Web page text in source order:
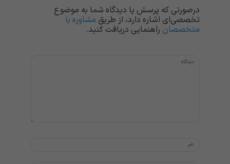
درصورتی که پرسش یا دیدگاه شما به موضوع
تخصصی‌ای اشاره دارد، از طریق مشاوره با
متخصصان راهنمایی دریافت کنید.